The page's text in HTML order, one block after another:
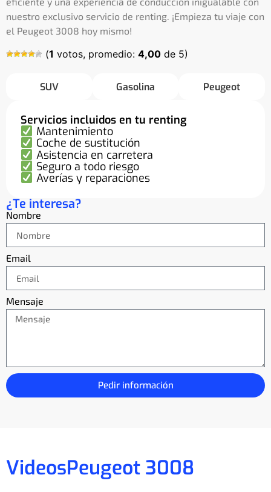
nuestro exclusivo servicio de renting. ¡Empieza tu viaje con
el Peugeot 3008 hoy mismo!
(1 votos, promedio: 4,00 de 5)
SUV Gasolina Peugeot
Servicios incluidos en tu renting
Mantenimiento
Coche de sustitución
Asistencia en carretera
Seguro a todo riesgo
Averías y reparaciones
¿Te interesa?
Nombre
Email
Mensaje
Pedir información
VideosPeugeot 3008